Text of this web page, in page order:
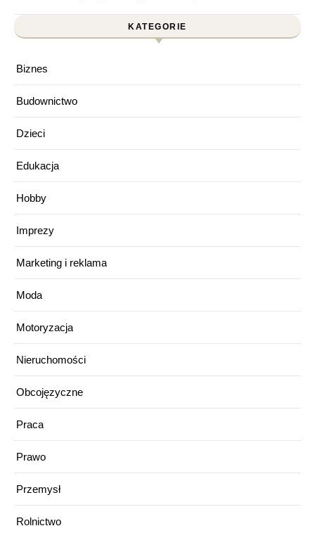
KATEGORIE
Biznes
Budownictwo
Dzieci
Edukacja
Hobby
Imprezy
Marketing i reklama
Moda
Motoryzacja
Nieruchomości
Obcojęzyczne
Praca
Prawo
Przemysł
Rolnictwo